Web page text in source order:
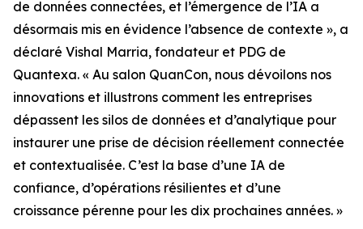
de données connectées, et l’émergence de l’IA a
désormais mis en évidence l’absence de contexte », a
déclaré Vishal Marria, fondateur et PDG de
Quantexa. « Au salon QuanCon, nous dévoilons nos
innovations et illustrons comment les entreprises
dépassent les silos de données et d’analytique pour
instaurer une prise de décision réellement connectée
et contextualisée. C’est la base d’une IA de
confiance, d’opérations résilientes et d’une
croissance pérenne pour les dix prochaines années. »